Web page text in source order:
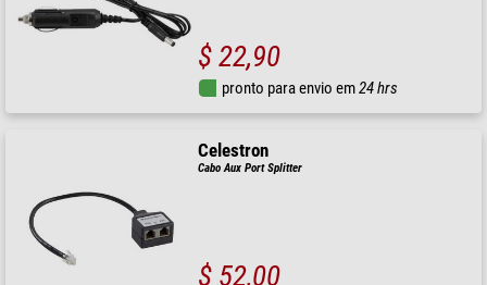
$ 22,90
pronto para envio em24 hrs
Celestron
Cabo Aux Port Splitter
$ 52,00